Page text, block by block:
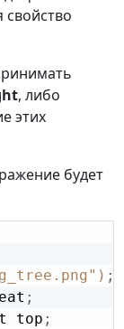
свойство
, либо
этих
будет
;
;
top ;